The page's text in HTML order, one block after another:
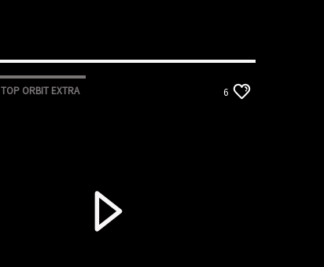
TOP ORBIT EXTRA 6